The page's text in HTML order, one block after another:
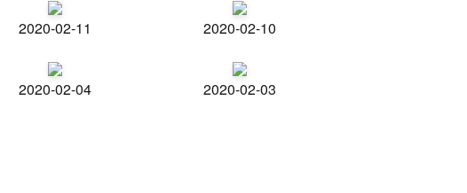
2020-02-11 2020-02-10
2020-02-04 2020-02-03